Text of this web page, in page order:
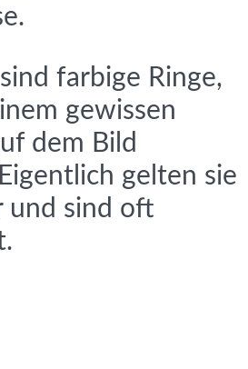
farbige Ringe,
gewissen
dem Bild
gelten sie
und sind oft